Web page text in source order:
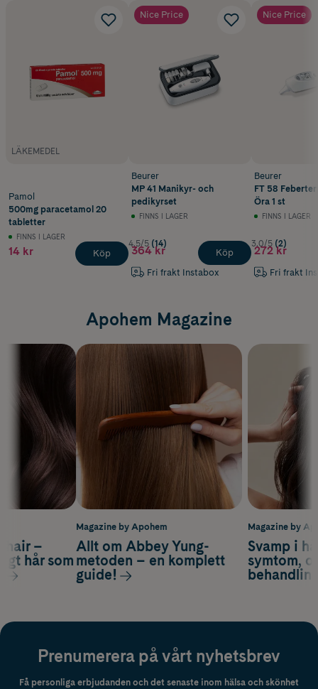
LÄKEMEDEL
Pamol
500mg paracetamol 20
tabletter
FINNS I LAGER
14 kr Köp
Nice Price
Beurer
MP 41 Manikyr- och
pedikyrset
FINNS I LAGER
4.5/5 (14)
364 kr
Fri frakt Instabox
Köp
Nice Price
Beurer
FT 58
Öra 1 st
FINNS I LAGER
3.0/5 (2)
272 kr
Fri frakt
Apohem Magazine
Magazine by
Svamp i
symtom,
hair –
hår som
Magazine by Apohem
Allt om Abbey Yung-
metoden – en komplett
guide!
Prenumerera på vårt nyhetsbrev
Få personliga erbjudanden och det senaste inom hälsa och skönhet